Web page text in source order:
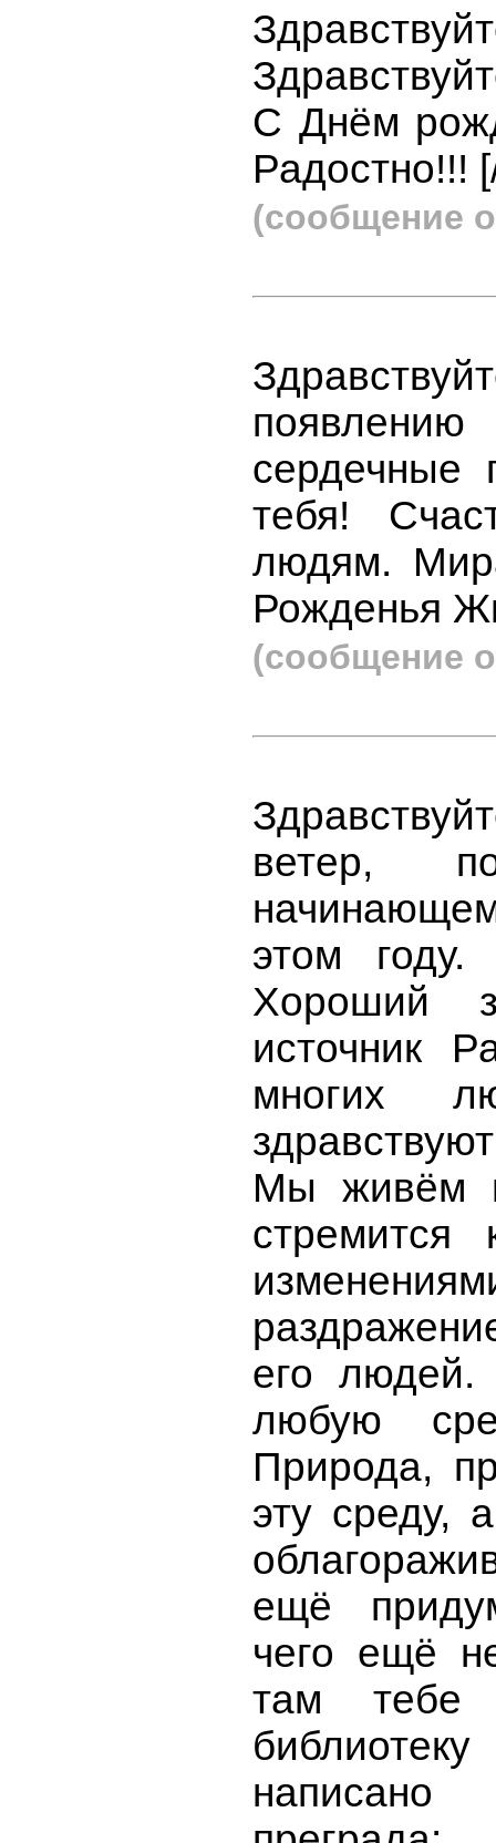
С Днём
Радостно!!!
(сообщение
сердечные
тебя!
людям.
Рожденья
(сообщение
ветер,
этом году.
Хороший
источник
многих
Мы живём
его людей.
любую
Природа,
эту среду,
ещё
чего ещё
там тебе
написано